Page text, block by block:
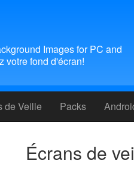
Images for PC and
votre fond d'écran!
de Veille Packs
Écrans de